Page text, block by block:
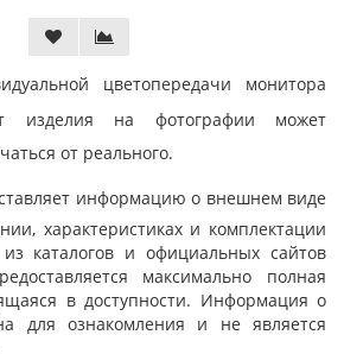
цветопередачи монитора
изделия на фотографии может
от реального.
информацию о внешнем виде
характеристиках и комплектации
каталогов и официальных сайтов
максимально полная
в доступности. Информация о
для ознакомления и не является